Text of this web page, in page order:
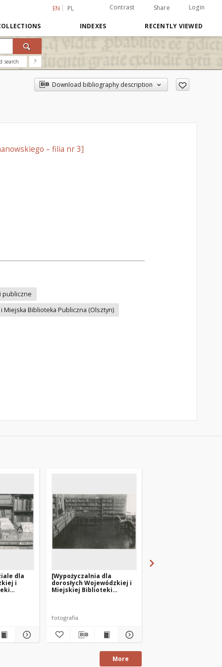
EN PL Contrast Share Login
INDEXES RECENTLY VIEWED
search ?
Download bibliography description
– filia nr 3]
publiczne
Miejska Biblioteka Publiczna (Olsztyn)
dla
i
[Wypożyczalnia dla
dorosłych Wojewódzkiej i
Miejskiej Biblioteki
fotografia
More